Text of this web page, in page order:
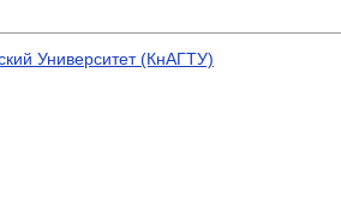
Университет (КнАГТУ)